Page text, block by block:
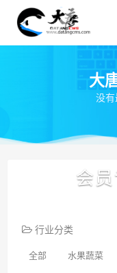
欢迎您光临大唐CMS网，
大
没有
会
行业分类
全部 水果蔬菜